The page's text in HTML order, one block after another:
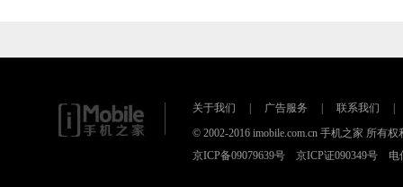
关于我们 广告服务 联系我们
© 2002-2016 imobile.com.cn 手机之家 所有权
京ICP备09079639号 京ICP证090349号 电